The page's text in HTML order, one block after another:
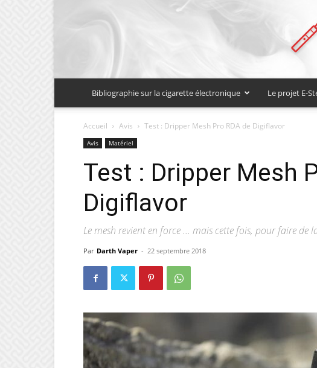
Bibliographie sur la cigarette électronique Le projet E-
Accueil Avis Test : Dripper Mesh Pro RDA de Digiflavor
Avis Matériel
Test : Dripper Mesh
Digiflavor
Le mesh revient en force ... mais cette fois, pour faire de
Par Darth Vaper - 22 septembre 2018